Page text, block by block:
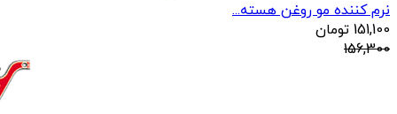
نرم کننده مو روغن هسته...
151,100 تومان
156,300